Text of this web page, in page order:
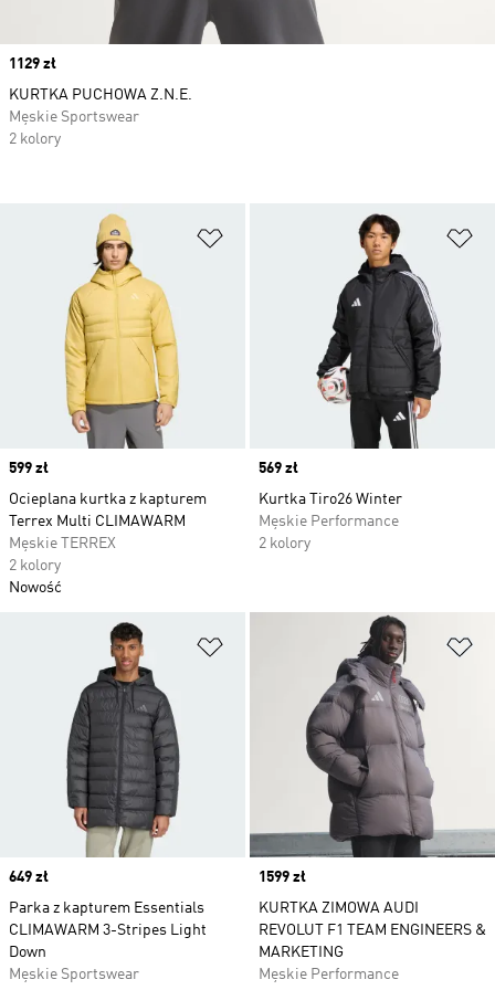
Dodaj do listy życzeń
Price
599 zł
Ocieplana kurtka z kapturem
Terrex Multi CLIMAWARM
Męskie TERREX
2 kolory
Nowość
Price
569 zł
Kurtka Tiro26 Winter
Męskie Performance
2 kolory
Dodaj do listy życzeń
Price
649 zł
Parka z kapturem Essentials
CLIMAWARM 3-Stripes Light
Down
Męskie Sportswear
Price
1599 zł
KURTKA ZIMOWA AUDI
REVOLUT F1 TEAM ENGINEERS &
MARKETING
Męskie Performance
Price
1129 zł
KURTKA PUCHOWA Z.N.E.
Męskie Sportswear
2 kolory